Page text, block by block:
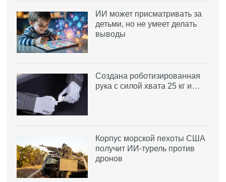
ИИ может присматривать за
детьми, но не умеет делать
выводы
Создана роботизированная
рука с силой хвата 25 кг и…
Корпус морской пехоты США
получит ИИ-турель против
дронов